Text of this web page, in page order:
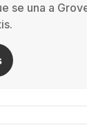
se una a